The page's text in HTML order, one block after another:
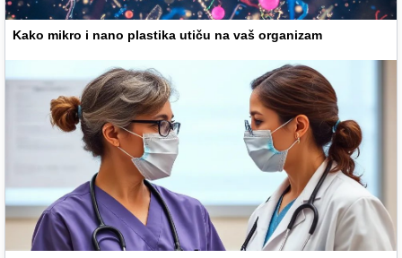
Kako mikro i nano plastika utiču na vaš organizam